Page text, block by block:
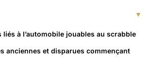
liés à l’automobile jouables au scrabble
anciennes et disparues commençant